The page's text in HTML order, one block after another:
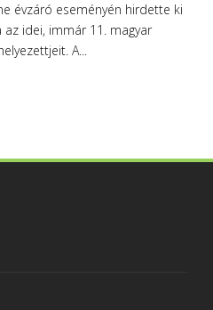
évzáró eseményén hirdette ki
az idei, immár 11. magyar
A...